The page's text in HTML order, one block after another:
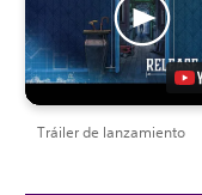
Tráiler de lanzamiento